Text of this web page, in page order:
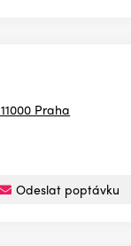
Praha
Odeslat poptávku